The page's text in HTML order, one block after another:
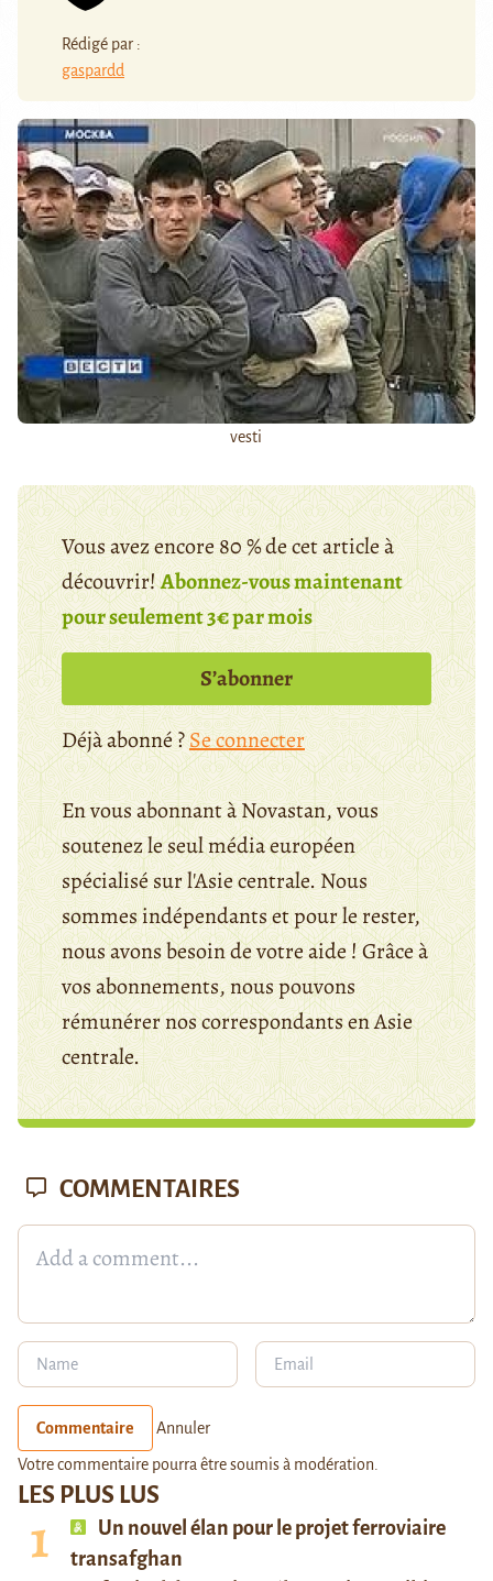
Rédigé par :
gaspardd
vesti
Vous avez encore 80 % de cet article à
découvrir!Abonnez-vous maintenant
pour seulement 3€ par mois
S’abonner
Déjà abonné ?Se connecter
En vous abonnant à Novastan, vous
soutenez le seul média européen
spécialisé sur l'Asie centrale. Nous
sommes indépendants et pour le rester,
nous avons besoin de votre aide ! Grâce à
vos abonnements, nous pouvons
rémunérer nos correspondants en Asie
centrale.
LES PLUS LUS
Un nouvel élan pour le projet ferroviaire
transafghan
COMMENTAIRES
Commentaire Annuler
Votre commentaire pourra être soumis à modération.